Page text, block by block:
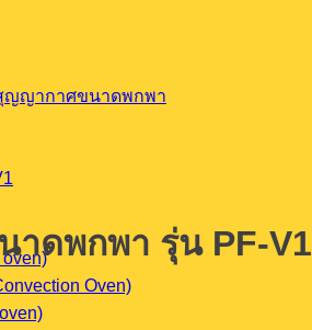
oven)
Oven)
ญญากาศขนาดพกพา
ดพกพา รุ่น PF-V1